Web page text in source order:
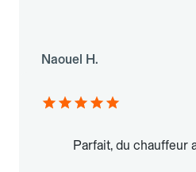
Naouel H.
Parfait, du chauffeur